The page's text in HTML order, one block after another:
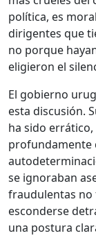
política, es
dirigentes que
no porque
eligieron el
El gobierno
esta discusión.
ha sido
profundamente
se ignoraban
fraudulentas no
esconderse
una postura